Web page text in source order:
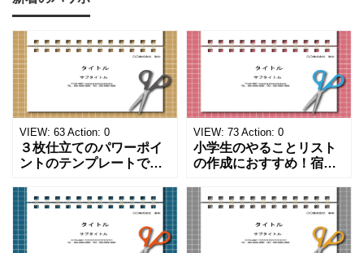
VIEW: 63 Action: 0
３枚仕立てのパワーポイ
ントのテンプレートで
ペンのワンポイントイラ
ストが描かれています。
ご案内やお知らせなど簡
単な資料を時短で作成で
VIEW: 73 Action: 0
小学生のやることリスト
の作成におすすめ！宿題
事をまとめたい時のフォ
ーマットにおすすめしま
す。 ノートタイプのフォ
ーマットで文字入れをし